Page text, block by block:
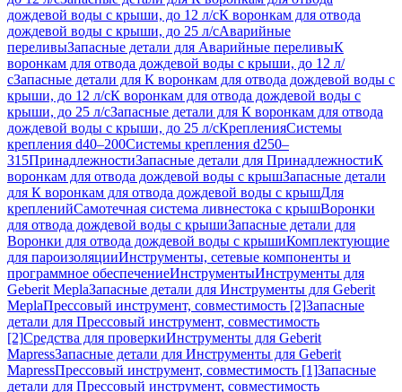
дождевой воды с крыши, до 12 л/сК воронкам для отвода
дождевой воды с крыши, до 25 л/сАварийные
переливыЗапасные детали для Аварийные переливыК
воронкам для отвода дождевой воды с крыши, до 12 л/
сЗапасные детали для К воронкам для отвода дождевой воды с
крыши, до 12 л/сК воронкам для отвода дождевой воды с
крыши, до 25 л/сЗапасные детали для К воронкам для отвода
дождевой воды с крыши, до 25 л/сКрепленияСистемы
крепления d40–200Системы крепления d250–
315ПринадлежностиЗапасные детали для ПринадлежностиК
воронкам для отвода дождевой воды с крышЗапасные детали
для К воронкам для отвода дождевой воды с крышДля
крепленийСамотечная система ливнестока с крышВоронки
для отвода дождевой воды с крышиЗапасные детали для
Воронки для отвода дождевой воды с крышиКомплектующие
для пароизоляцииИнструменты, сетевые компоненты и
программное обеспечениеИнструментыИнструменты для
Geberit MeplaЗапасные детали для Инструменты для Geberit
MeplaПрессовый инструмент, совместимость [2]Запасные
детали для Прессовый инструмент, совместимость
[2]Средства для проверкиИнструменты для Geberit
MapressЗапасные детали для Инструменты для Geberit
MapressПрессовый инструмент, совместимость [1]Запасные
детали для Прессовый инструмент, совместимость